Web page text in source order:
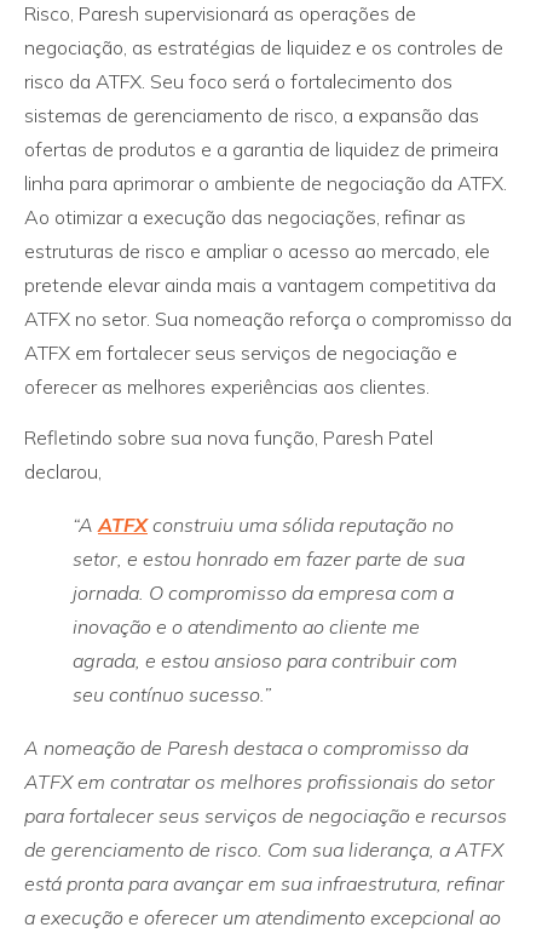
Risco, Paresh supervisionará as operações de
negociação, as estratégias de liquidez e os controles de
risco da ATFX. Seu foco será o fortalecimento dos
sistemas de gerenciamento de risco, a expansão das
ofertas de produtos e a garantia de liquidez de primeira
linha para aprimorar o ambiente de negociação da ATFX.
Ao otimizar a execução das negociações, refinar as
estruturas de risco e ampliar o acesso ao mercado, ele
pretende elevar ainda mais a vantagem competitiva da
ATFX no setor. Sua nomeação reforça o compromisso da
ATFX em fortalecer seus serviços de negociação e
oferecer as melhores experiências aos clientes.
Refletindo sobre sua nova função, Paresh Patel
declarou,
“A ATFXconstruiu uma sólida reputação no
setor, e estou honrado em fazer parte de sua
jornada. O compromisso da empresa com a
inovação e o atendimento ao cliente me
agrada, e estou ansioso para contribuir com
seu contínuo sucesso.”
A nomeação de Paresh destaca o compromisso da
ATFX em contratar os melhores profissionais do setor
para fortalecer seus serviços de negociação e recursos
de gerenciamento de risco. Com sua liderança, a ATFX
está pronta para avançar em sua infraestrutura, refinar
a execução e oferecer um atendimento excepcional ao